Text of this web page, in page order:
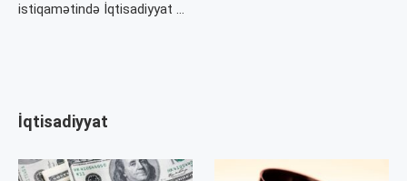
istiqamətində İqtisadiyyat …
İqtisadiyyat